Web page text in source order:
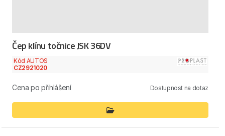
Čep klínu točnice JSK 36DV
Kód AUTOS
CZ2921020
Cena po přihlášení Dostupnost na dotaz